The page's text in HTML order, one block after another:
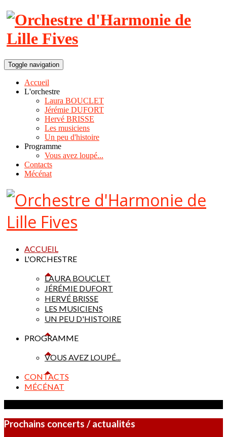
Toggle navigation
Accueil
L'orchestre
Laura BOUCLET
Jérémie DUFORT
Hervé BRISSE
Les musiciens
Un peu d'histoire
Programme
Vous avez loupé...
Contacts
Mécénat
ACCUEIL
L'ORCHESTRE
LAURA BOUCLET
JÉRÉMIE DUFORT
HERVÉ BRISSE
LES MUSICIENS
UN PEU D'HISTOIRE
PROGRAMME
VOUS AVEZ LOUPÉ...
CONTACTS
MÉCÉNAT
Prochains concerts / actualités